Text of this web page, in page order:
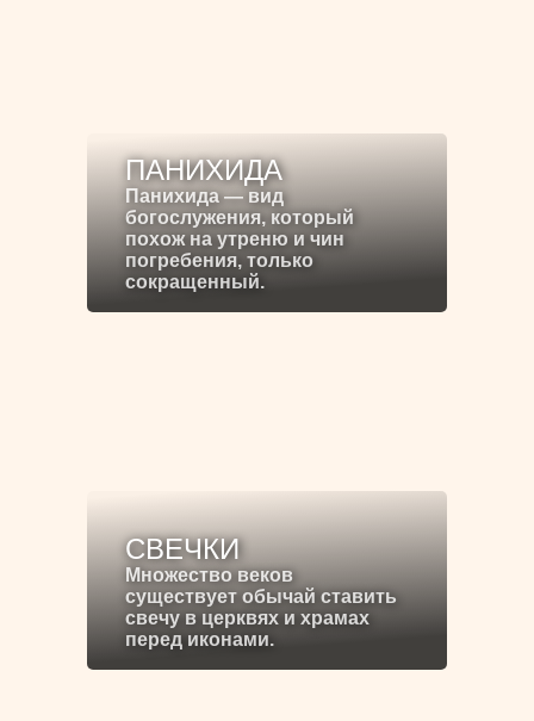
ПАНИХИДА
Панихида — вид
богослужения, который
похож на утреню и чин
погребения, только
сокращенный.
СВЕЧКИ
Множество веков
существует обычай ставить
свечу в церквях и храмах
перед иконами.